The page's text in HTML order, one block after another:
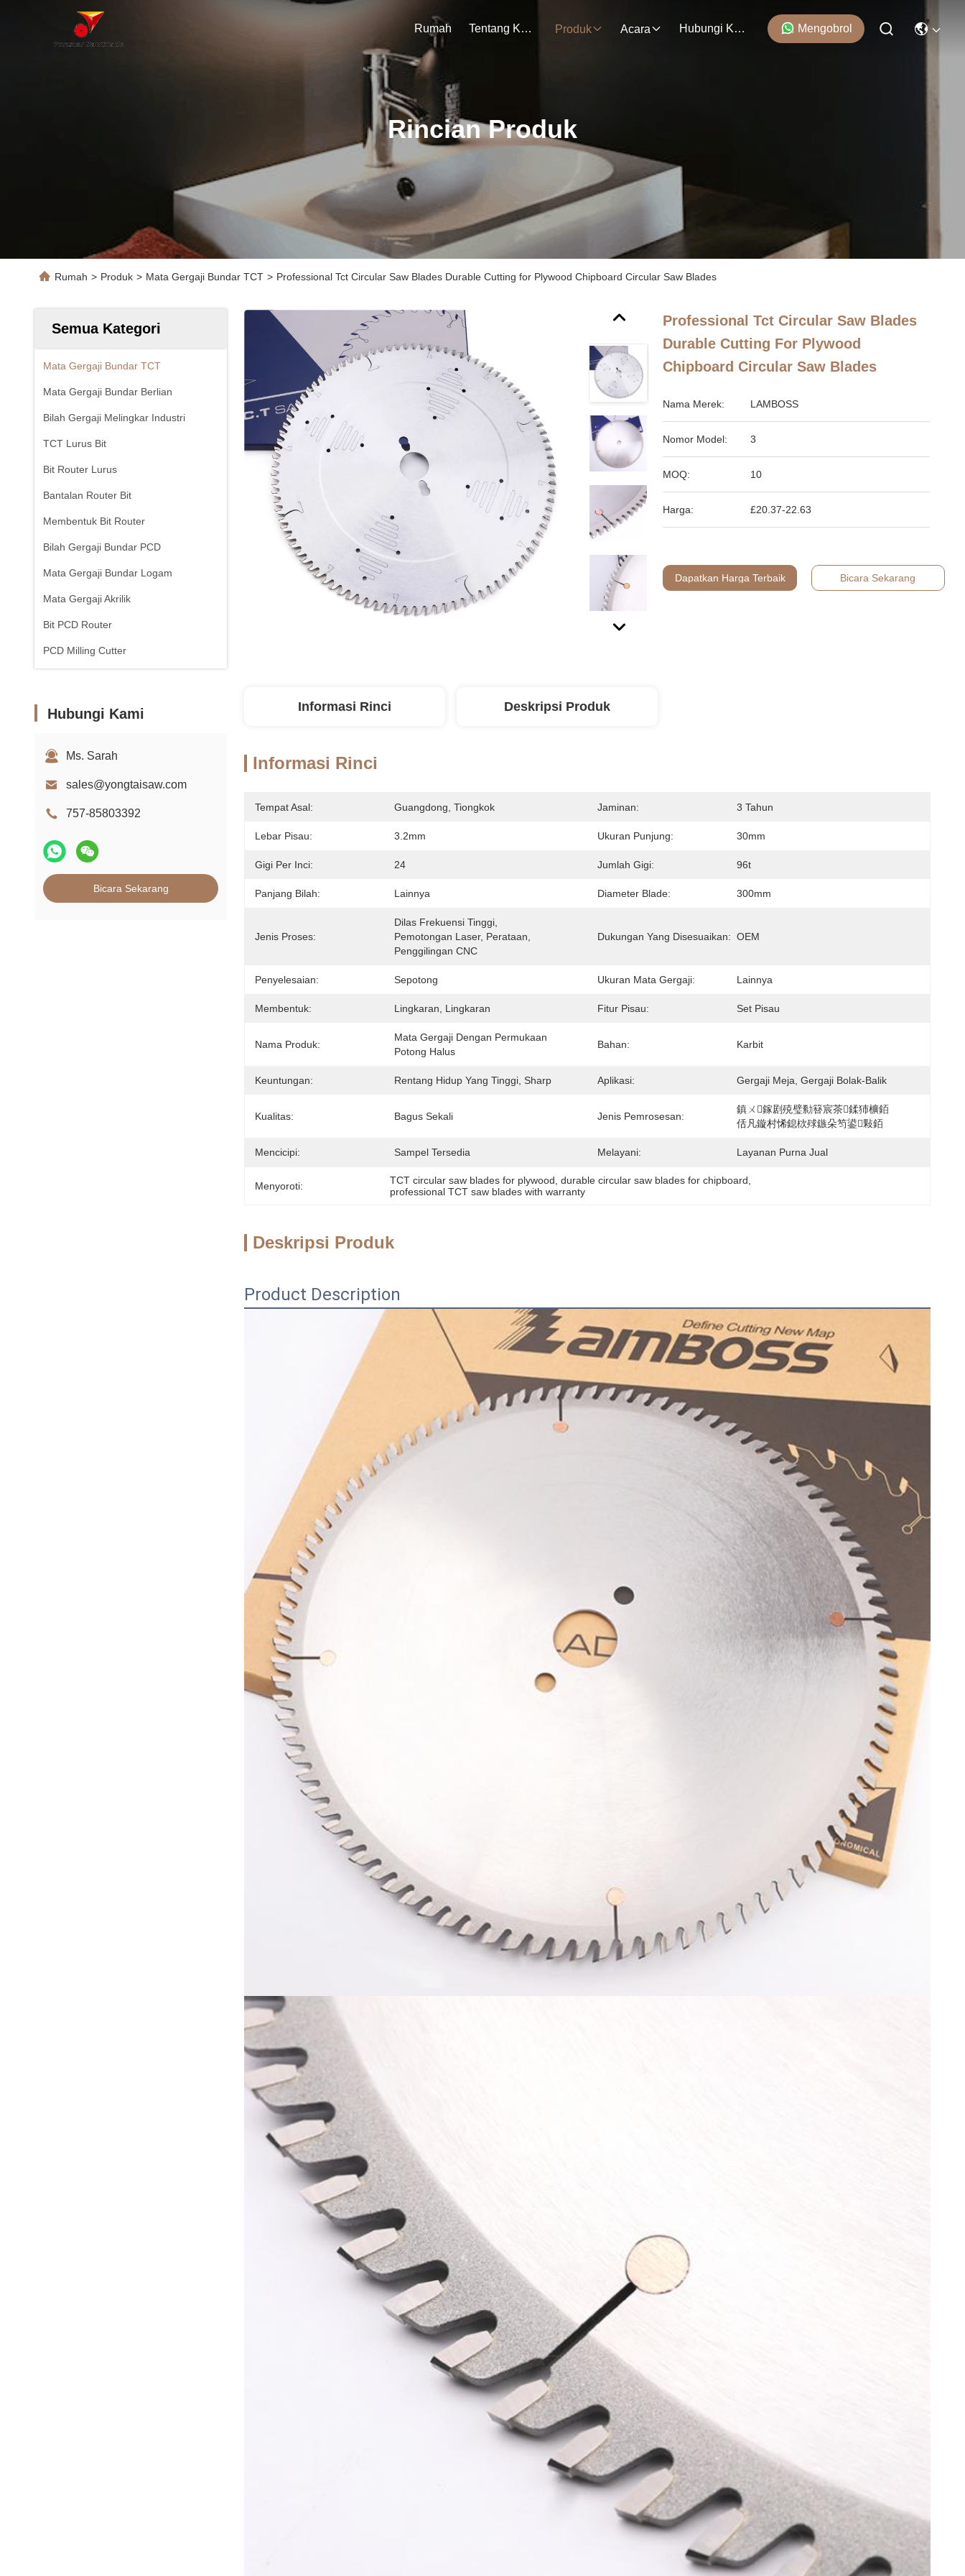
Rumah Tentang Kami Produk Acara Hubungi Kami Mengobrol
Rincian Produk
Rumah > Produk > Mata Gergaji Bundar TCT > Professional Tct Circular Saw Blades Durable Cutting for Plywood Chipboard Circular Saw Blades
Semua Kategori
Mata Gergaji Bundar TCT
Mata Gergaji Bundar Berlian
Bilah Gergaji Melingkar Industri
TCT Lurus Bit
Bit Router Lurus
Bantalan Router Bit
Membentuk Bit Router
Bilah Gergaji Bundar PCD
Mata Gergaji Bundar Logam
Mata Gergaji Akrilik
Bit PCD Router
PCD Milling Cutter
Hubungi Kami
Ms. Sarah
sales@yongtaisaw.com
757-85803392
Bicara Sekarang
Professional Tct Circular Saw Blades
Durable Cutting For Plywood
Chipboard Circular Saw Blades
Nama Merek: LAMBOSS
Nomor Model: 3
MOQ: 10
Harga: £20.37-22.63
Dapatkan Harga Terbaik Bicara Sekarang
Informasi Rinci Deskripsi Produk
Informasi Rinci
Tempat Asal: Guangdong, Tiongkok Jaminan: 3 Tahun
Lebar Pisau: 3.2mm Ukuran Punjung: 30mm
Gigi Per Inci: 24 Jumlah Gigi: 96t
Panjang Bilah: Lainnya Diameter Blade: 300mm
Jenis Proses:
Dilas Frekuensi Tinggi,
Pemotongan Laser, Perataan,
Penggilingan CNC
Dukungan Yang Disesuaikan: OEM
Penyelesaian: Sepotong Ukuran Mata Gergaji: Lainnya
Membentuk: Lingkaran, Lingkaran Fitur Pisau: Set Pisau
Nama Produk:
Mata Gergaji Dengan Permukaan
Potong Halus
Bahan: Karbit
Keuntungan: Rentang Hidup Yang Tinggi, Sharp Aplikasi: Gergaji Meja, Gergaji Bolak-Balik
Kualitas: Bagus Sekali Jenis Pemrosesan:
鎮ㄨ鎵剧殑璧勬簮宸茶鍒犻櫎銆
佸凡鏇村悕鎴栨殏鏃朵笉鍙敤銆
Mencicipi: Sampel Tersedia Melayani: Layanan Purna Jual
Menyoroti: TCT circular saw blades for plywood , durable circular saw blades for chipboard
professional TCT saw blades with warranty
Deskripsi Produk
Product Description